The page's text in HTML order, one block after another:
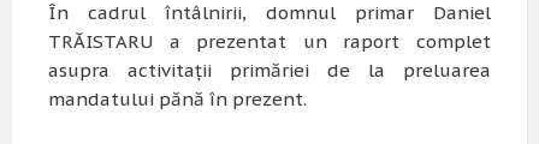
În cadrul întâlnirii, domnul primar Daniel
TRĂISTARU a prezentat un raport complet
asupra activitații primăriei de la preluarea
mandatului pănă în prezent.